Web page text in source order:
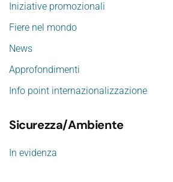
Iniziative promozionali
Fiere nel mondo
News
Approfondimenti
Info point internazionalizzazione
Sicurezza/Ambiente
In evidenza